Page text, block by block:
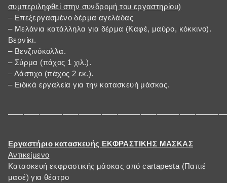
συμπεριληφθεί στην συνδρομή του εργαστηρίου)
– Επεξεργασμένο δέρμα αγελάδας
– Μελάνια κατάλληλα για δέρμα (Καφέ, μαύρο, κόκκινο).
Βερνίκι.
– Βενζινόκολλα.
– Σύρμα (πάχος 1 χιλ.).
– Λάστιχο (πάχος 2 εκ.).
– Ειδικά εργαλεία για την κατασκευή μάσκας.
Εργαστήριο κατασκευής ΕΚΦΡΑΣΤΙΚΗΣ ΜΑΣΚΑΣ
Αντικείμενο
Κατασκευή εκφραστικής μάσκας από cartapesta (Παπιέ
μασέ) για θέατρο